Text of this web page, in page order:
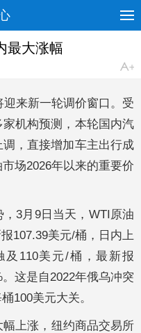
最大涨幅
来新一轮调价窗口。受
机构预测，本轮国内汽
，直接增加车主出行成
场2026年以来的重要价
3月9日当天，WTI原油
107.39美元/桶，日内上
及110美元/桶，最新报
这是自2022年俄乌冲突
100美元大关。
上涨，纽约商品交易所